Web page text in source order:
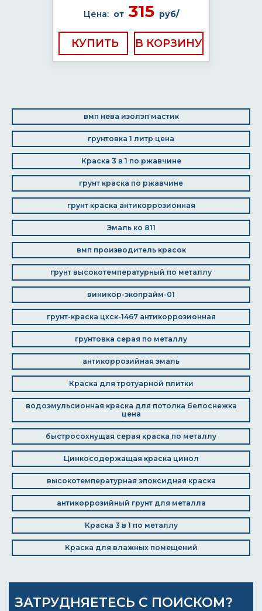
Цена: от315 руб/
КУПИТЬ
вмп нева изолэп мастик
грунтовка 1 литр цена
Краска 3 в 1 по ржавчине
грунт краска по ржавчине
грунт краска антикоррозионная
Эмаль ко 811
вмп производитель красок
грунт высокотемпературный по металлу
виникор-экопрайм-01
грунт-краска цхск-1467 антикоррозионная
грунтовка серая по металлу
антикоррозийная эмаль
Краска для тротуарной плитки
водоэмульсионная краска для потолка белоснежка
цена
быстросохнущая серая краска по металлу
Цинкосодержащая краска цинол
высокотемпературная эпоксидная краска
антикоррозийный грунт для металла
Краска 3 в 1 по металлу
Краска для влажных помещений
ЗАТРУДНЯЕТЕСЬ С ПОИСКОМ?